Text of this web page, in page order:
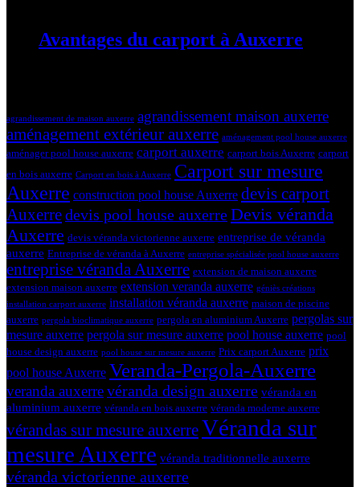
Avantages du carport à Auxerre
agrandissement de maison auxerre agrandissement maison auxerre
aménagement extérieur auxerre aménagement pool house auxerre
aménager pool house auxerre carport auxerre carport bois Auxerre carport
en bois auxerre Carport en bois à Auxerre Carport sur mesure
Auxerre construction pool house Auxerre devis carport
Auxerredevis pool house auxerreDevis véranda
Auxerre devis véranda victorienne auxerre entreprise de véranda
auxerre Entreprise de véranda à Auxerre entreprise spécialisée pool house auxerre
entreprise véranda Auxerre extension de maison auxerre
extension maison auxerre extension veranda auxerre géniès créations
installation carport auxerre installation véranda auxerre maison de piscine
auxerre pergola bioclimatique auxerre pergola en aluminium Auxerre pergolas sur
mesure auxerre pergola sur mesure auxerre pool house auxerre pool
house design auxerre pool house sur mesure auxerre Prix carport Auxerre prix
pool house Auxerre Veranda-Pergola-Auxerre
veranda auxerrevéranda design auxerre véranda en
aluminium auxerre véranda en bois auxerre véranda moderne auxerre
vérandas sur mesure auxerreVéranda sur
mesure Auxerre véranda traditionnelle auxerre
véranda victorienne auxerre